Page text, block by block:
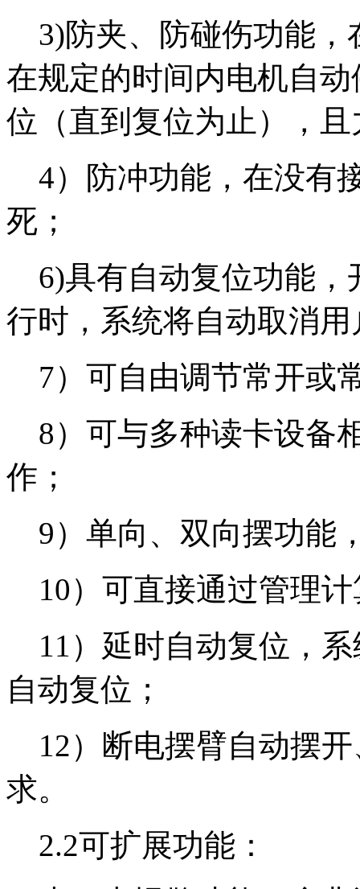
3)防夹、防碰伤功能，
在规定的时间内电机自
位（直到复位为止），
4）防冲功能，在没有
死；
6)具有自动复位功能，
行时，系统将自动取消
7）可自由调节常开或
8）可与多种读卡设备
作；
9）单向、双向摆功能
10）可直接通过管理
11）延时自动复位，系
自动复位；
12）断电摆臂自动摆
求。
2.2可扩展功能：